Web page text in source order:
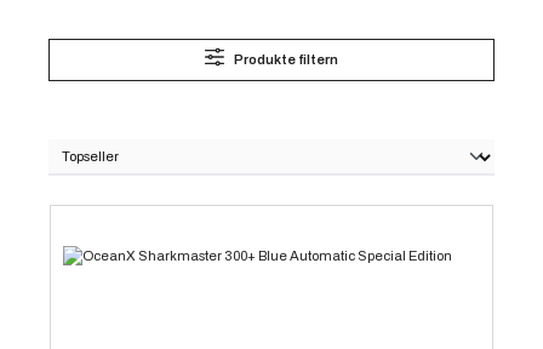
Produkte filtern